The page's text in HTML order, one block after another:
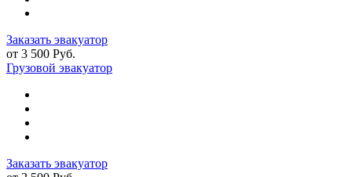
Заказать эвакуатор
от 3 500 Руб.
Грузовой эвакуатор
Заказать эвакуатор